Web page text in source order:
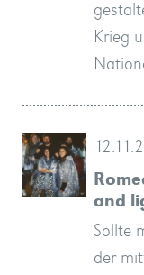
Krieg
and
Sollte
der